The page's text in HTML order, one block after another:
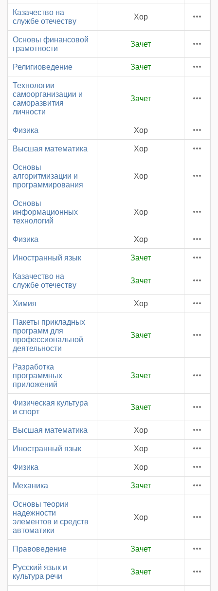
Казачество на
службе отечеству
Хор
Основы финансовой
грамотности
Зачет
Религиоведение Зачет
Технологии
самоорганизации и
саморазвития
личности
Зачет
Физика Хор
Высшая математика Хор
Основы
алгоритмизации и
программирования
Хор
Основы
информационных
технологий
Хор
Физика Хор
Иностранный язык Зачет
Казачество на
службе отечеству
Зачет
Химия Хор
Пакеты прикладных
программ для
профессиональной
деятельности
Зачет
Разработка
программных
приложений
Зачет
Физическая культура
и спорт
Зачет
Высшая математика Хор
Иностранный язык Хор
Физика Хор
Механика Зачет
Основы теории
надежности
элементов и средств
автоматики
Хор
Правоведение Зачет
Русский язык и
культура речи
Зачет